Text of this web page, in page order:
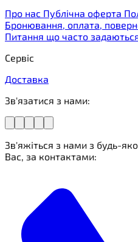
Про нас Публічна оферта
Бронювання, оплата,
Питання що часто
Сервіс
Доставка
Зв'язатися з нами:
Зв'яжіться з нами з будь-
Вас, за контактами: